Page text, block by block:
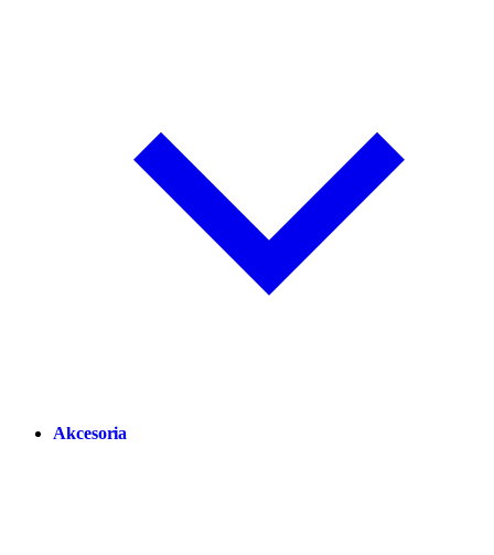
Akcesoria